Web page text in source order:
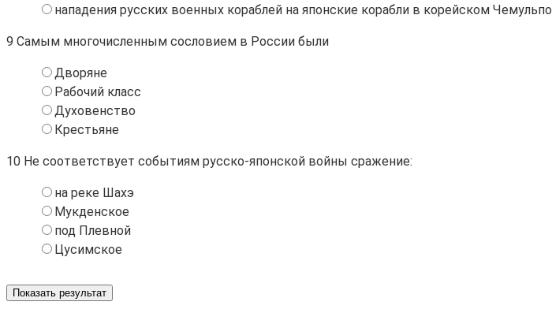
нападения русских военных кораблей на японские корабли в корейском Чемульпо
9 Самым многочисленным сословием в России были
Дворяне
Рабочий класс
Духовенство
Крестьяне
10 Не соответствует событиям русско-японской войны сражение:
на реке Шахэ
Мукденское
под Плевной
Цусимское
Показать результат